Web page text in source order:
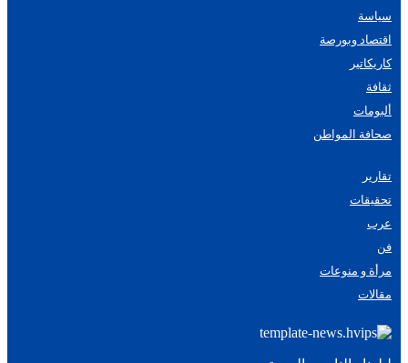
سياسة
اقتصاد وبورصة
كاريكاتير
ثقافة
ألبومات
صحافة المواطن
تقارير
تحقيقات
عرب
فن
مرأة و منوعات
مقالات